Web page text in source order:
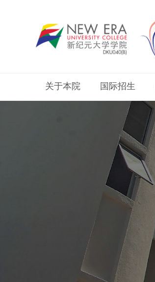
关于本院 国际招生